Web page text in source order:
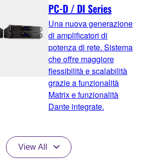
PC-D / DI Series
Una nuova generazione
di amplificatori di
potenza di rete. Sistema
che offre maggiore
flessibilità e scalabilità
grazie a funzionalità
Matrix e funzionalità
Dante integrate.
View All